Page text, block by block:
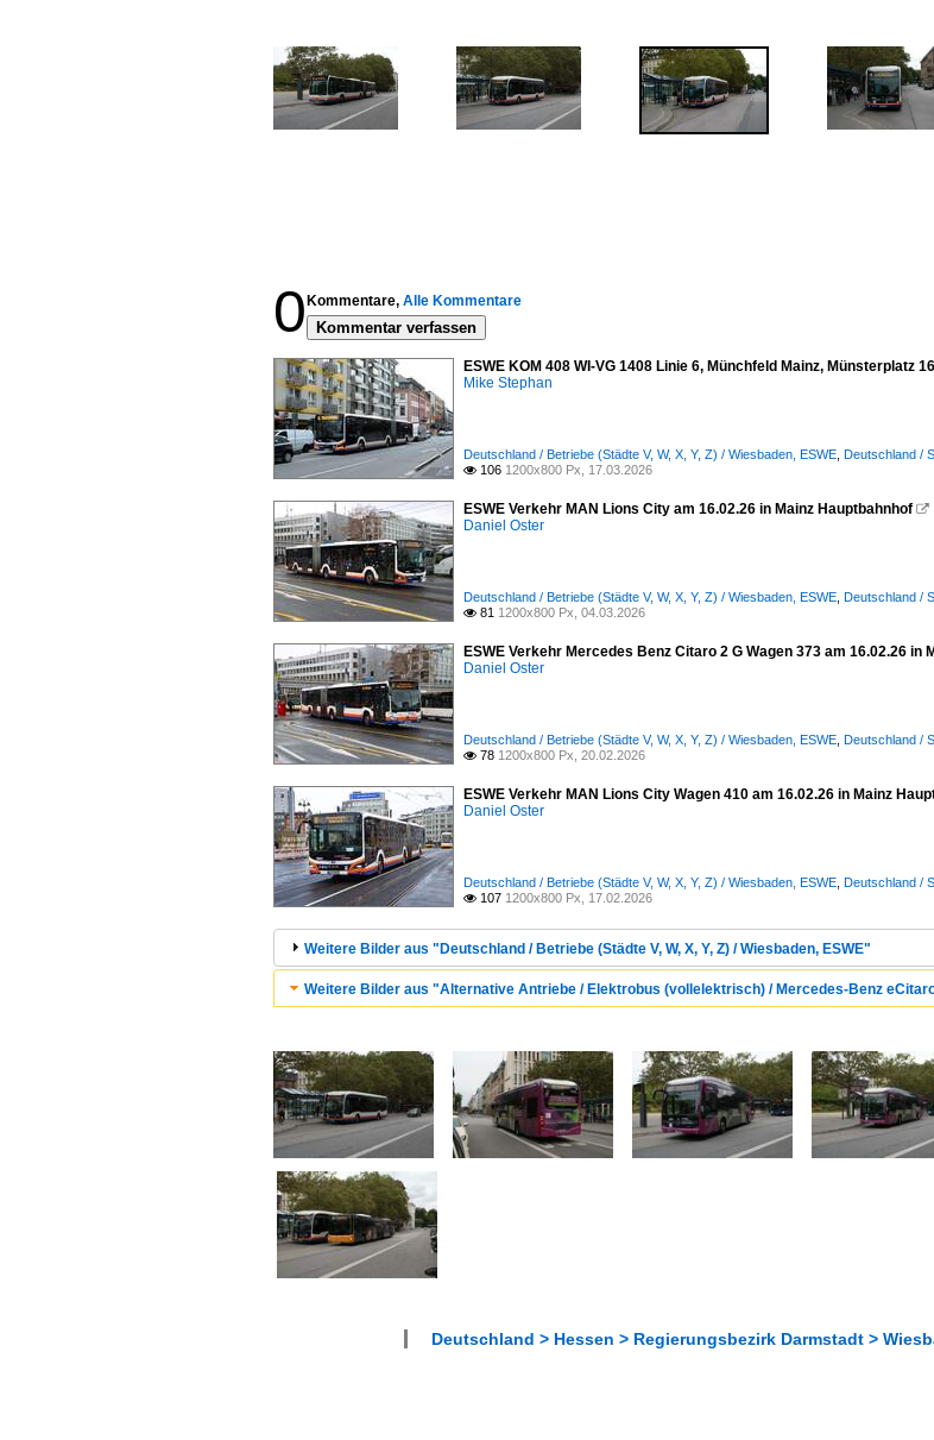
0 Kommentare, Alle Kommentare
Kommentar verfassen
ESWE KOM 408 WI-VG 1408 Linie 6, Münchfeld Mainz, Münsterplatz
Mike Stephan
Deutschland / Betriebe (Städte V, W, X, Y, Z) / Wiesbaden, ESWE Deutschland /
 106 1200x800 Px, 17.03.2026
ESWE Verkehr MAN Lions City am 16.02.26 in Mainz Hauptbahnhof 
Daniel Oster
Deutschland / Betriebe (Städte V, W, X, Y, Z) / Wiesbaden, ESWE Deutschland /
 81 1200x800 Px, 04.03.2026
ESWE Verkehr Mercedes Benz Citaro 2 G Wagen 373 am 16.02.26 in
Daniel Oster
Deutschland / Betriebe (Städte V, W, X, Y, Z) / Wiesbaden, ESWE Deutschland /
 78 1200x800 Px, 20.02.2026
ESWE Verkehr MAN Lions City Wagen 410 am 16.02.26 in Mainz
Daniel Oster
Deutschland / Betriebe (Städte V, W, X, Y, Z) / Wiesbaden, ESWE Deutschland /
 107 1200x800 Px, 17.02.2026
Weitere Bilder aus "Deutschland / Betriebe (Städte V, W, X, Y, Z) / Wiesbaden, ESWE"
Weitere Bilder aus "Alternative Antriebe / Elektrobus (vollelektrisch) / Mercedes-Benz
Deutschland > Hessen > Regierungsbezirk Darmstadt >